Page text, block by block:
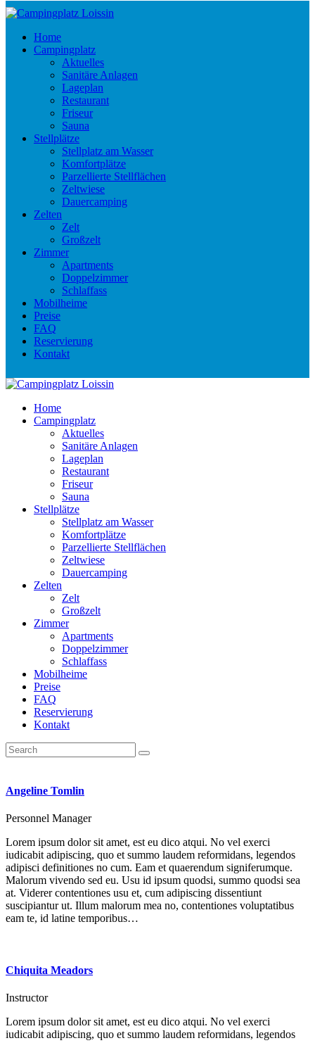
Home
Campingplatz
Aktuelles
Sanitäre Anlagen
Lageplan
Restaurant
Friseur
Sauna
Stellplätze
Stellplatz am Wasser
Komfortplätze
Parzellierte Stellflächen
Zeltwiese
Dauercamping
Zelten
Zelt
Großzelt
Zimmer
Apartments
Doppelzimmer
Schlaffass
Mobilheime
Preise
FAQ
Reservierung
Kontakt
Home
Campingplatz
Aktuelles
Sanitäre Anlagen
Lageplan
Restaurant
Friseur
Sauna
Stellplätze
Stellplatz am Wasser
Komfortplätze
Parzellierte Stellflächen
Zeltwiese
Dauercamping
Zelten
Zelt
Großzelt
Zimmer
Apartments
Doppelzimmer
Schlaffass
Mobilheime
Preise
FAQ
Reservierung
Kontakt
Angeline Tomlin
Personnel Manager
Lorem ipsum dolor sit amet, est eu dico atqui. No vel exerci
iudicabit adipiscing, quo et summo laudem reformidans, legendos
adipisci definitiones no cum. Eam et quaerendum signiferumque.
Malorum vivendo sed eu. Usu id ipsum quodsi, summo quodsi sea
at. Viderer contentiones usu et, cum adipiscing dissentiunt
suscipiantur ut. Illum malorum mea no, contentiones voluptatibus
eam te, id latine temporibus…
Chiquita Meadors
Instructor
Lorem ipsum dolor sit amet, est eu dico atqui. No vel exerci
iudicabit adipiscing, quo et summo laudem reformidans, legendos